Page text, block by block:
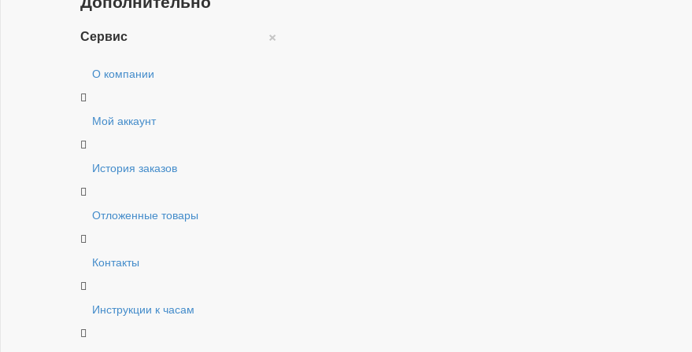
×
Сервис
О компании
Мой аккаунт
История заказов
Отложенные товары
Контакты
Инструкции к часам